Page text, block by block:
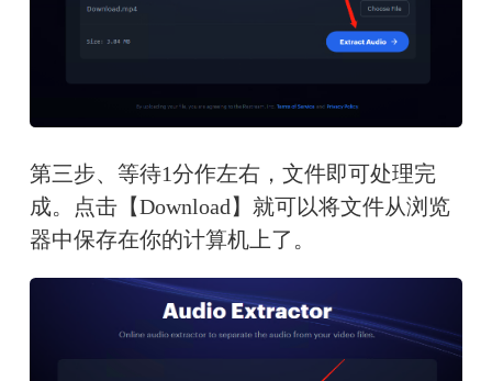
第三步、等待1分作左右，文件即可处理完
成。点击【Download】就可以将文件从浏览
器中保存在你的计算机上了。